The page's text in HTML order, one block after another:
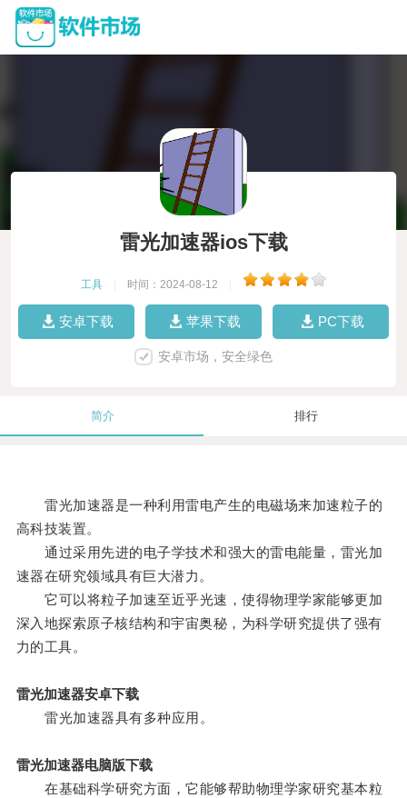
雷光加速器ios下载
工具 时间：2024-08-12
安卓下载 苹果下载 PC下载
安卓市场，安全绿色
简介 排行
雷光加速器是一种利用雷电产生的电磁场来加速粒子的
高科技装置。
通过采用先进的电子学技术和强大的雷电能量，雷光加
速器在研究领域具有巨大潜力。
它可以将粒子加速至近乎光速，使得物理学家能够更加
深入地探索原子核结构和宇宙奥秘，为科学研究提供了强有
力的工具。
雷光加速器安卓下载
雷光加速器具有多种应用。
雷光加速器电脑版下载
在基础科学研究方面，它能够帮助物理学家研究基本粒